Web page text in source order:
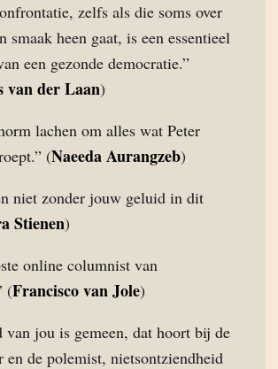
zelfs als die soms over
smaak heen gaat, is een essentieel
een gezonde democratie.”
van der Laan)
lachen om alles wat Peter
(Naeeda Aurangzeb)
niet zonder jouw geluid in dit
Stienen)
online columnist van
(Francisco van Jole)
van jou is gemeen, dat hoort bij de
en de polemist, nietsontziendheid